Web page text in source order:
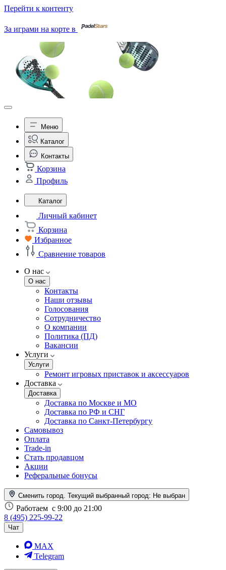
Перейти к контенту
За играми на корте в
Меню
Каталог
Контакты
Корзина
Профиль
Каталог
Личный кабинет
Корзина
Избранное
Сравнение товаров
О нас
О нас
Контакты
Наши отзывы
Голосования
Сотрудничество
О компании
Политика (ПД)
Вакансии
Услуги
Услуги
Ремонт игровых приставок и аксессуаров
Доставка
Доставка
Доставка по Москве и МО
Доставка по РФ и СНГ
Доставка по Санкт-Петербургу
Самовывоз
Оплата
Trade-in
Стать продавцом
Акции
Реферальные бонусы
Сменить город. Текущий выбранный город: Не выбран
Работаем с 9:00 до 21:00
8 (495) 225-99-22
Чат
MAX
Telegram